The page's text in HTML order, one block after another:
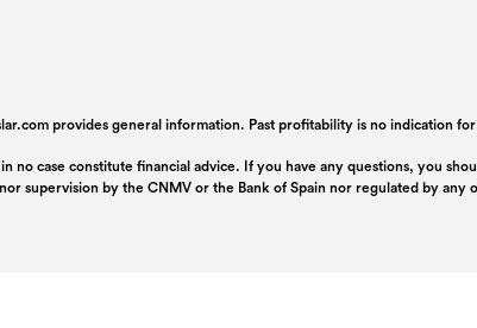
provides general information. Past profitability is no indication
no case constitute financial advice. If you have any questions, you
supervision by the CNMV or the Bank of Spain nor regulated by any